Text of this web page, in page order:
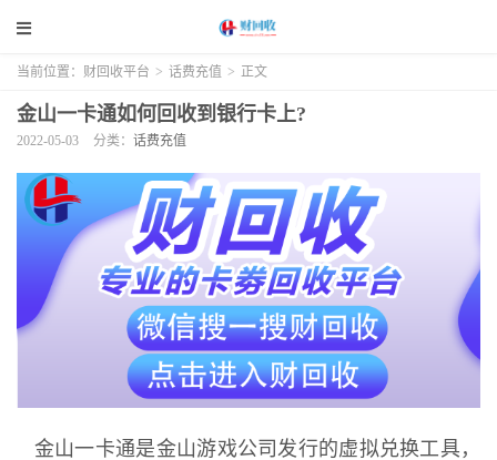
当前位置： 财回收平台 > 话费充值 > 正文
金山一卡通如何回收到银行卡上?
2022-05-03 分类： 话费充值
金山一卡通是金山游戏公司发行的虚拟兑换工具，